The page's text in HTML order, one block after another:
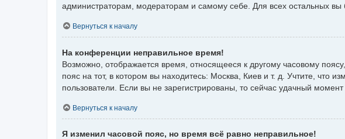
администраторам, модераторам и самому себе. Для всех остальных вы
Вернуться к началу
На конференции неправильное время!
Возможно, отображается время, относящееся к другому часовому
пояс на тот, в котором вы находитесь: Москва, Киев и т. д. Учтите, что
пользователи. Если вы не зарегистрированы, то сейчас удачный момент
Вернуться к началу
Я изменил часовой пояс, но время всё равно неправильное!